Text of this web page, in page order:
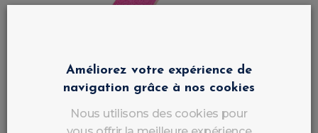
Améliorez votre expérience de
navigation grâce à nos cookies
Nous utilisons des cookies pour